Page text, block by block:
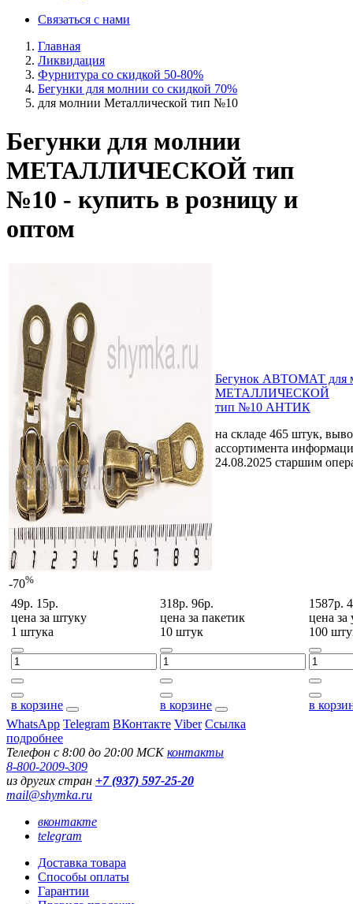
Связаться с нами
Главная
Ликвидация
Фурнитура со скидкой 50-80%
Бегунки для молнии со скидкой 70%
для молнии Металлической тип №10
Бегунки для молнии
МЕТАЛЛИЧЕСКОЙ тип
№10 - купить в розницу и
оптом
-70%
Бегунок АВТОМАТ для
МЕТАЛЛИЧЕСКОЙ
тип №10 АНТИК
на складе 465 штук,
ассортимента
24.08.2025 старшим
49р. 15р.
цена за штуку
1 штука
в корзине
318р. 96р.
цена за пакетик
10 штук
в корзине
1587р.
цена за
100
в
WhatsApp Telegram ВКонтакте Viber Ссылка
подробнее
Телефон с 8:00 до 20:00 МСКконтакты
8-800-2009-309
из других стран +7 (937) 597-25-20
mail@shymka.ru
вконтакте
telegram
Доставка товара
Способы оплаты
Гарантии